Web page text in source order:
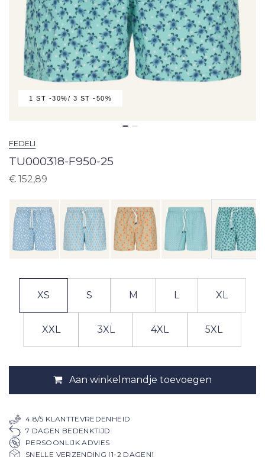
1 ST -30%/ 3 ST -50%
FEDELI
TU000318-F950-25
€ 152,89
XS S M L XL
XXL 3XL 4XL 5XL
Aan winkelmandje toevoegen
4.8/5 KLANTTEVREDENHEID
7 DAGEN BEDENKTIJD
PERSOONLIJK ADVIES
SNELLE VERZENDING (1-2 DAGEN)